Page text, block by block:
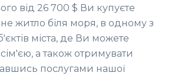
від 26 700 $ Ви купуєте
житло біля моря, в одному з
міста, де Ви можете
а також отримувати
послугами нашої